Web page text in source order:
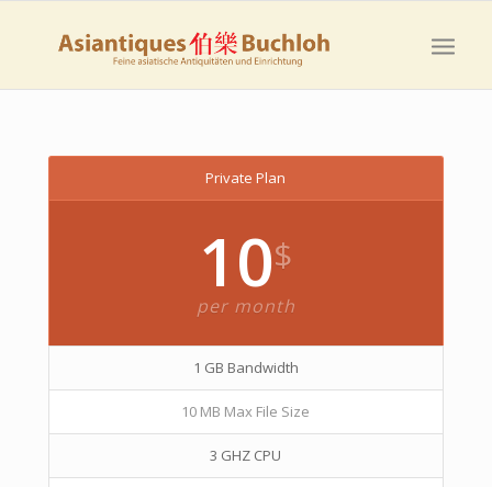
Private Plan
10$
per month
1 GB Bandwidth
10 MB Max File Size
3 GHZ CPU